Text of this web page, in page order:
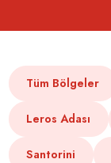
Tüm Bölgeler
Leros Adası
Santorini